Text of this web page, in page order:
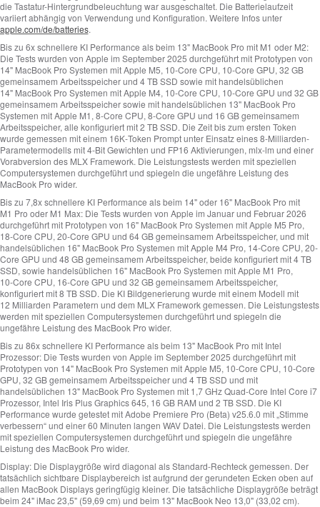
die Tastatur-Hintergrund­beleuchtung war ausgeschaltet. Die Batterielaufzeit
variiert abhängig von Verwendung und Konfiguration. Weitere Infos unter
apple.com/de/batteries.
Bis zu 6x schnellere KI Performance als beim 13" MacBook Pro mit M1 oder M2:
Die Tests wurden von Apple im September 2025 durchgeführt mit Prototypen von
14" MacBook Pro Systemen mit Apple M5, 10‑Core CPU, 10‑Core GPU, 32 GB
gemeinsamem Arbeitsspeicher und 4 TB SSD sowie mit handelsüblichen
14" MacBook Pro Systemen mit Apple M4, 10‑Core CPU, 10‑Core GPU und 32 GB
gemeinsamem Arbeitsspeicher sowie mit handelsüblichen 13" MacBook Pro
Systemen mit Apple M1, 8‑Core CPU, 8‑Core GPU und 16 GB gemeinsamem
Arbeitsspeicher, alle konfiguriert mit 2 TB SSD. Die Zeit bis zum ersten Token
wurde gemessen mit einem 16K‑Token Prompt unter Einsatz eines 8‑Milliarden-
Parametermodells mit 4‑Bit Gewichten und FP16 Aktivierungen, mlx-lm und einer
Vorabversion des MLX Framework. Die Leistungstests werden mit speziellen
Computersystemen durchgeführt und spiegeln die ungefähre Leistung des
MacBook Pro wider.
Bis zu 7,8x schnellere KI Performance als beim 14" oder 16" MacBook Pro mit
M1 Pro oder M1 Max:Die Tests wurden von Apple im Januar und Februar 2026
durchgeführt mit Prototypen von 16" MacBook Pro Systemen mit Apple M5 Pro,
18‑Core CPU, 20‑Core GPU und 64 GB gemeinsamem Arbeitsspeicher, und mit
handelsüblichen 16" MacBook Pro Systemen mit Apple M4 Pro, 14‑Core CPU, 20-
Core GPU und 48 GB gemeinsamem Arbeitsspeicher, beide konfiguriert mit 4 TB
SSD, sowie handelsüblichen 16" MacBook Pro Systemen mit Apple M1 Pro,
10‑Core CPU, 16-Core GPU und 32 GB gemeinsamem Arbeitsspeicher,
konfiguriert mit 8 TB SSD. Die KI Bildgenerierung wurde mit einem Modell mit
12 Milliarden Parametern und dem MLX Framework gemessen. Die Leistungstests
werden mit speziellen Computersystemen durchgeführt und spiegeln die
ungefähre Leistung des MacBook Pro wider.
Bis zu 86x schnellere KI Performance als beim 13" MacBook Pro mit Intel
Prozessor:Die Tests wurden von Apple im September 2025 durchgeführt mit
Prototypen von 14" MacBook Pro Systemen mit Apple M5, 10‑Core CPU, 10‑Core
GPU, 32 GB gemeinsamem Arbeitsspeicher und 4 TB SSD und mit
handelsüblichen 13" MacBook Pro Systemen mit 1,7 GHz Quad-Core Intel Core i7
Prozessor, Intel Iris Plus Graphics 645, 16 GB RAM und 2 TB SSD. Die KI
Performance wurde getestet mit Adobe Premiere Pro (Beta) v25.6.0 mit „Stimme
verbessern“ und einer 60 Minuten langen WAV Datei. Die Leistungstests werden
mit speziellen Computersystemen durchgeführt und spiegeln die ungefähre
Leistung des MacBook Pro wider.
Display:Die Displaygröße wird diagonal als Standard-Rechteck gemessen. Der
tatsächlich sichtbare Displaybereich ist aufgrund der gerundeten Ecken oben auf
allen MacBook Displays geringfügig kleiner. Die tatsächliche Displaygröße beträgt
beim 24" iMac 23,5" (59,69 cm) und beim 13" MacBook Neo 13,0" (33,02 cm).